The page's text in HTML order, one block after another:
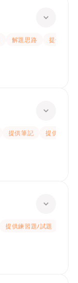
解題思路
提供練習
提供筆記
提供練習
提供練習題/試題